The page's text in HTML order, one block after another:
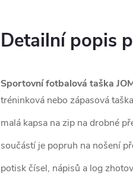
Detailní popis
Sportovní fotbalová taška
tréninková nebo zápasová
malá kapsa na zip na drobné
součástí je popruh na nošení
potisk čísel, nápisů a log